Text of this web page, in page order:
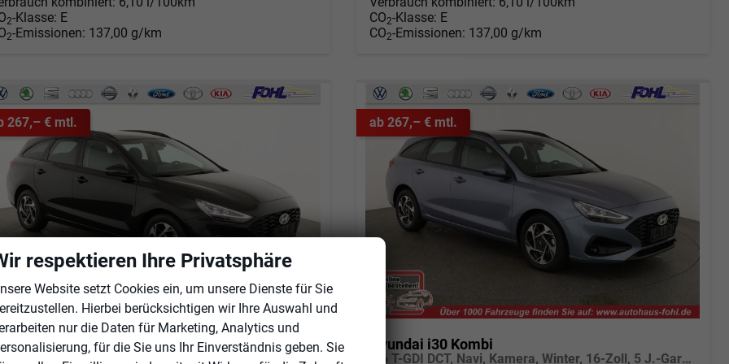
2-Klasse: E
2-Emissionen: 137,00 g/km
CO2-Klasse: E
CO2-Emissionen: 137,00 g/km
267,– € mtl.
i30 Kombi
1.6 T-GDI DCT, Navi, Kamera, Winter, 16-Zoll, 5 J.-Garantie
ab 267,– € mtl.
Hyundai i30 Kombi
1.6 T-GDI DCT, Navi, Kamera, Winter, 16-Zoll, 5 J.-Garantie
respektieren Ihre Privatsphäre
Website setzt Cookies ein, um unsere Dienste für Sie
Hierbei berücksichtigen wir Ihre Auswahl und
nur die Daten für Marketing, Analytics und
für die Sie uns Ihr Einverständnis geben. Sie